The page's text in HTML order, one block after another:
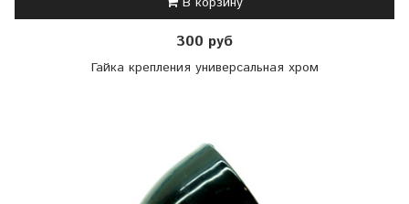
300 руб
Гайка крепления универсальная хром